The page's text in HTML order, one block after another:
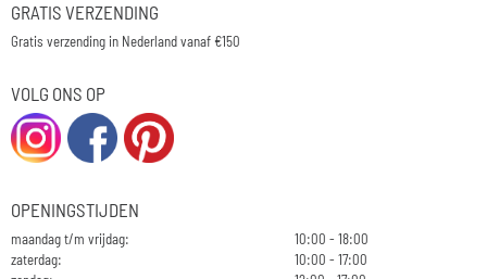
GRATIS VERZENDING
Gratis verzending in Nederland vanaf €150
VOLG ONS OP
OPENINGSTIJDEN
maandag t/m vrijdag:
10:00 - 18:00
zaterdag:
10:00 - 17:00